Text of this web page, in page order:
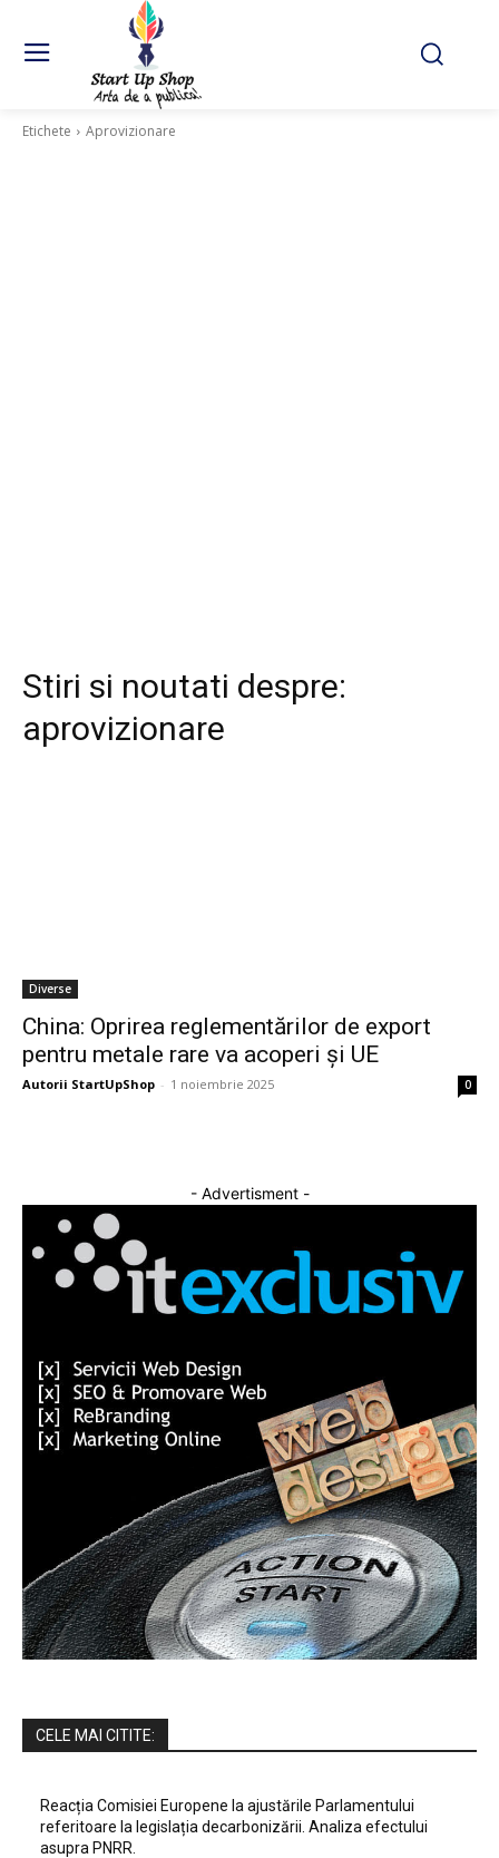
Etichete Aprovizionare
Stiri si noutati despre:
aprovizionare
Diverse
China: Oprirea reglementărilor de export
pentru metale rare va acoperi și UE
Autorii StartUpShop - 1 noiembrie 2025 0
- Advertisment -
CELE MAI CITITE:
Reacția Comisiei Europene la ajustările Parlamentului
referitoare la legislația decarbonizării. Analiza efectului
asupra PNRR.